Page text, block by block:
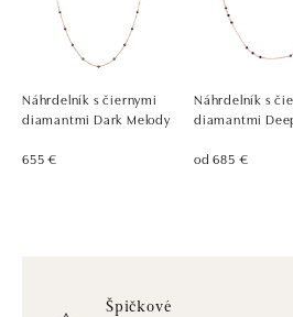
Náhrdelník s čiernymi
diamantmi Dark Melody
655 €
Náhrdelník s
diamantmi
od 685 €
Špičkové